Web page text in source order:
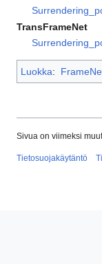
TransFrameNet
Luokka:
Sivua on viimeksi
Tietosuojakäytäntö